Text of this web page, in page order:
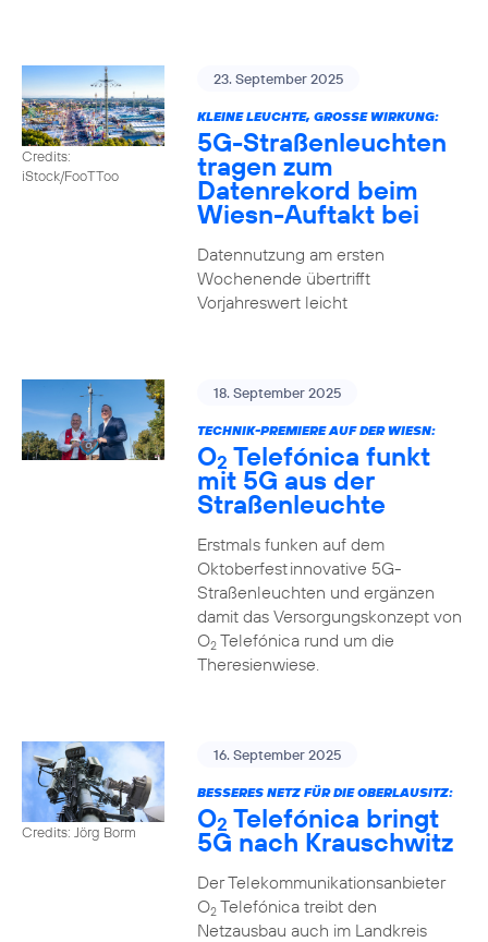
Credits:
iStock/FooTToo
23. September 2025
KLEINE LEUCHTE, GROSSE WIRKUNG:
5G-Straßenleuchten
tragen zum
Datenrekord beim
Wiesn-Auftakt bei
Datennutzung am ersten
Wochenende übertrifft
Vorjahreswert leicht
18. September 2025
TECHNIK-PREMIERE AUF DER WIESN:
O2 Telefónica funkt
mit 5G aus der
Straßenleuchte
Erstmals funken auf dem
Oktoberfest innovative 5G-
Straßenleuchten und ergänzen
damit das Versorgungskonzept von
O2Telefónica rund um die
Theresienwiese.
Credits: Jörg Borm
16. September 2025
BESSERES NETZ FÜR DIE OBERLAUSITZ:
O2 Telefónica bringt
5G nach Krauschwitz
Der Telekommunikationsanbieter
O2Telefónica treibt den
Netzausbau auch im Landkreis